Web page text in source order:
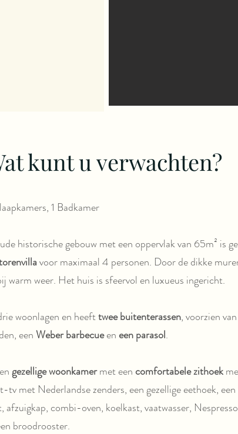
kunt u verwachten?
1 Badkamer
historische gebouw met een oppervlak van 65m² is
voor maximaal 4 personen. Door de dikke
warm weer. Het huis is sfeervol en luxueus ingericht.
woonlagen en heefttwee buitenterassen, voorzien
eenWeber barbecueen een parasol.
gezellige woonkamermet een comfortabele zithoek
met Nederlandse zenders, een gezellige eethoek,
combi-oven, koelkast, vaatwasser,
broodrooster.